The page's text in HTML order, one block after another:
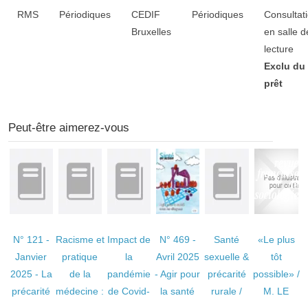
RMS
Périodiques
CEDIF
Bruxelles
Périodiques
en salle
lecture
Exclu du
prêt
Peut-être aimerez-vous
N° 121 -
Janvier
2025 - La
précarité
Racisme et
pratique
de la
médecine :
Impact de
la
pandémie
de Covid-
N° 469 -
Avril 2025
- Agir pour
la santé
Santé
sexuelle &
précarité
rurale /
«Le plus
tôt
possible»/
M. LE